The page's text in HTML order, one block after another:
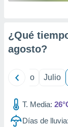
e
mediante
publicidad
publicidad
de
¿Qué
agosto?
Junio Julio
T. Media:
Días de lluvia: